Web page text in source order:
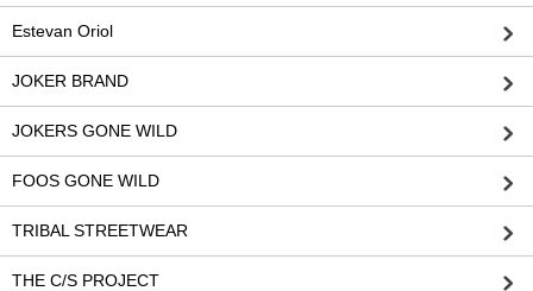
Estevan Oriol
JOKER BRAND
JOKERS GONE WILD
FOOS GONE WILD
TRIBAL STREETWEAR
THE C/S PROJECT